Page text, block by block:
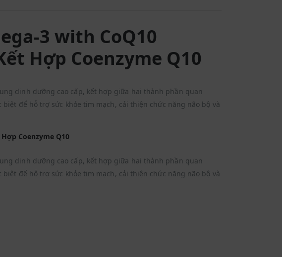
3 with CoQ10
Hợp Coenzyme Q10
dinh dưỡng cao cấp, kết hợp giữa hai thành phần quan
biệt để hỗ trợ sức khỏe tim mạch, cải thiện chức năng não bộ và
Coenzyme Q10
dinh dưỡng cao cấp, kết hợp giữa hai thành phần quan
biệt để hỗ trợ sức khỏe tim mạch, cải thiện chức năng não bộ và